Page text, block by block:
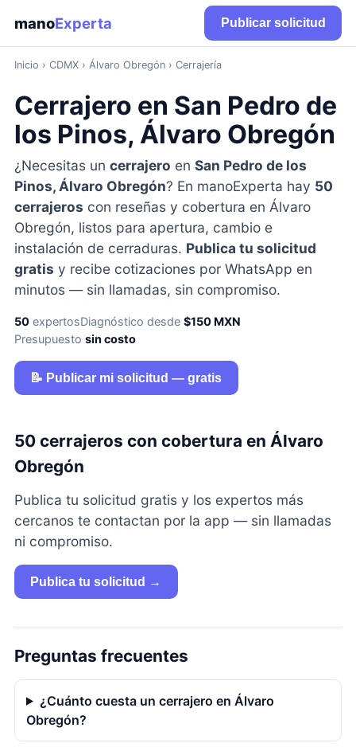
manoExperta Publicar solicitud
Inicio › CDMX› Álvaro Obregón › Cerrajería
Cerrajero en San Pedro de
los Pinos, Álvaro Obregón
¿Necesitas un cerrajero en San Pedro de los
Pinos, Álvaro Obregón? En manoExperta hay 50
cerrajeros con reseñas y cobertura en Álvaro
Obregón, listos para apertura, cambio e
instalación de cerraduras. Publica tu solicitud
gratis y recibe cotizaciones por WhatsApp en
minutos — sin llamadas, sin compromiso.
50expertosDiagnóstico desde $150 MXN
Presupuesto sin costo
📝 Publicar mi solicitud — gratis
50 cerrajeros con cobertura en Álvaro
Obregón
Publica tu solicitud gratis y los expertos más
cercanos te contactan por la app — sin llamadas
ni compromiso.
Publica tu solicitud →
Preguntas frecuentes
¿Cuánto cuesta un cerrajero en Álvaro
Obregón?